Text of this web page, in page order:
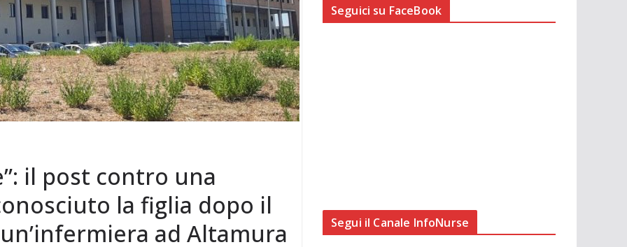
il post contro una
la figlia dopo il
ad Altamura
Seguici su FaceBook
Segui il Canale InfoNurse